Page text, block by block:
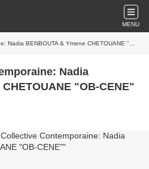
MENU
BENBOUTA & Ymene CHETOUANE "OB-CENE"
Nadia
"OB-CENE"